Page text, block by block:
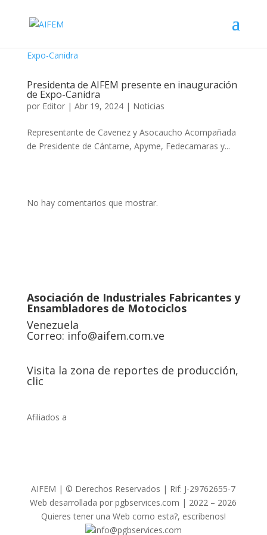
Presidenta de AIFEM presente en inauguración
de Expo-Canidra
por Editor| Abr 19, 2024| Noticias
Representante de Cavenez y Asocaucho Acompañada
de Presidente de Cántame, Apyme, Fedecamaras y...
No hay comentarios que mostrar.
Asociación de Industriales Fabricantes y
Ensambladores de Motociclos
Venezuela
Correo: info@aifem.com.ve
Visita la zona de reportes de producción,
clic
Afiliados a
AIFEM | © Derechos Reservados | Rif: J-29762655-7
Web desarrollada por pgbservices.com | 2022 – 2026
Quieres tener una Web como esta?, escríbenos!
info@pgbservices.com